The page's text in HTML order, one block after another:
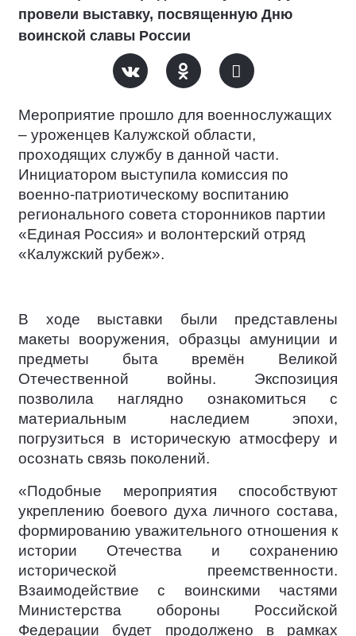
провели выставку, посвященную Дню
воинской славы России
Мероприятие прошло для военнослужащих
– уроженцев Калужской области,
проходящих службу в данной части.
Инициатором выступила комиссия по
военно-патриотическому воспитанию
регионального совета сторонников партии
«Единая Россия» и волонтерский отряд
«Калужский рубеж».
В ходе выставки были представлены
макеты вооружения, образцы амуниции и
предметы быта времён Великой
Отечественной войны. Экспозиция
позволила наглядно ознакомиться с
материальным наследием эпохи,
погрузиться в историческую атмосферу и
осознать связь поколений.
«Подобные мероприятия способствуют
укреплению боевого духа личного состава,
формированию уважительного отношения к
истории Отечества и сохранению
исторической преемственности.
Взаимодействие с воинскими частями
Министерства обороны Российской
Федерации будет продолжено в рамках